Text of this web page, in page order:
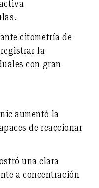
citometría de
registrar la
con gran
aumentó la
de reaccionar
una clara
a concentración